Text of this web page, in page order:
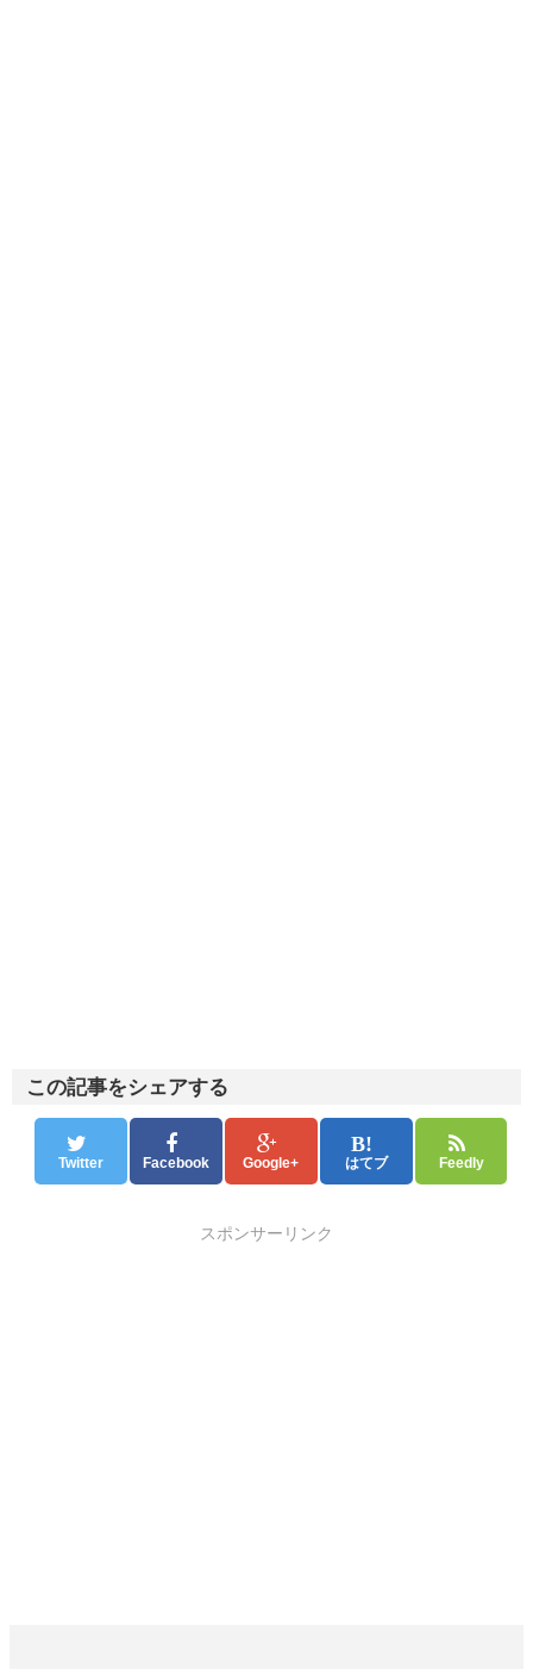
この記事をシェアする
Twitter Facebook Google+ はてブ Feedly
スポンサーリンク